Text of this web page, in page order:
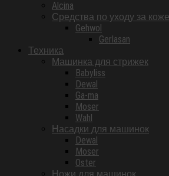
Alcina
Средства по уходу за
Gehwol
Gerlasan
Техника
Машинка для стрижек
Babyliss
Dewal
Ga-ma
Moser
Wahl
Насадки для машинок
Dewal
Moser
Oster